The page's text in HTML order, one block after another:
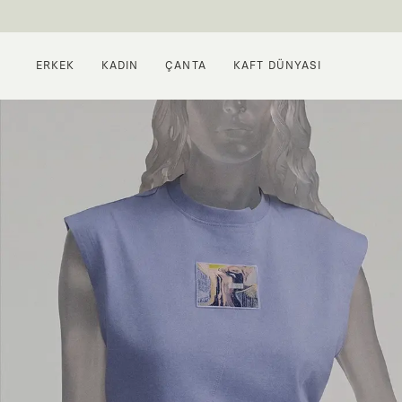
ERKEK KADIN ÇANTA KAFT DÜNYASI